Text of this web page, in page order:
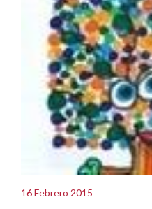
16 Febrero 2015